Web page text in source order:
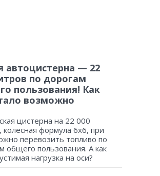
автоцистерна — 22
по дорогам
пользования! Как
возможно
цистерна на 22 000
колесная формула 6х6, при
перевозить топливо по
общего пользования. А как
нагрузка на оси?